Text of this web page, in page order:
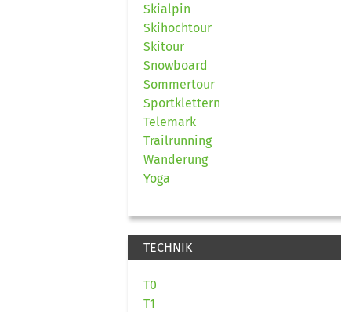
Skialpin
Skihochtour
Skitour
Snowboard
Sommertour
Sportklettern
Telemark
Trailrunning
Wanderung
Yoga
TECHNIK
T0
T1